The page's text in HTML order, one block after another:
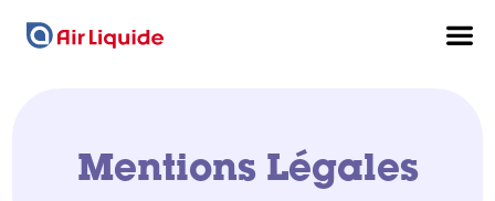
Mentions Légales